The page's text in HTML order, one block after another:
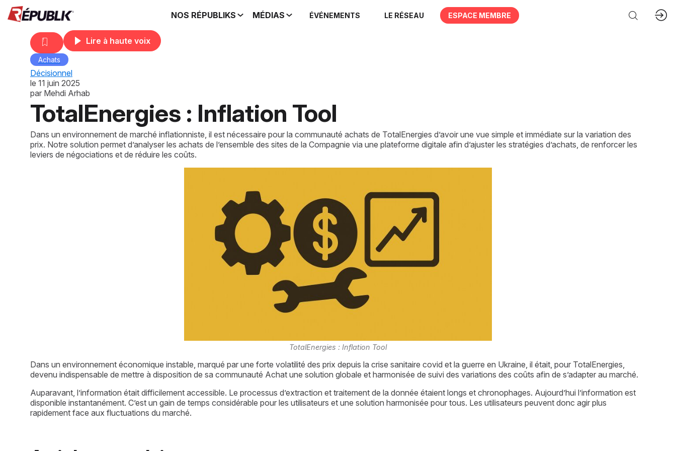
NOS RÉPUBLIKS MÉDIAS ÉVÉNEMENTS LE RÉSEAU ESPACE MEMBRE
Lire à haute voix
Achats
Décisionnel
le 11 juin 2025
par Mehdi Arhab
TotalEnergies : Inflation Tool
Dans un environnement de marché inflationniste, il est nécessaire pour la communauté achats de TotalEnergies d’avoir une vue simple et immédiate sur la variation des
prix. Notre solution permet d’analyser les achats de l’ensemble des sites de la Compagnie via une plateforme digitale afin d’ajuster les stratégies d’achats, de renforcer les
leviers de négociations et de réduire les coûts.
TotalEnergies : Inflation Tool
Dans un environnement économique instable, marqué par une forte volatilité des prix depuis la crise sanitaire covid et la guerre en Ukraine, il était, pour TotalEnergies,
devenu indispensable de mettre à disposition de sa communauté Achat une solution globale et harmonisée de suivi des variations des coûts afin de s’adapter au marché.
Auparavant, l’information était difficilement accessible. Le processus d’extraction et traitement de la donnée étaient longs et chronophages. Aujourd’hui l’information est
disponible instantanément. C’est un gain de temps considérable pour les utilisateurs et une solution harmonisée pour tous. Les utilisateurs peuvent donc agir plus
rapidement face aux fluctuations du marché.